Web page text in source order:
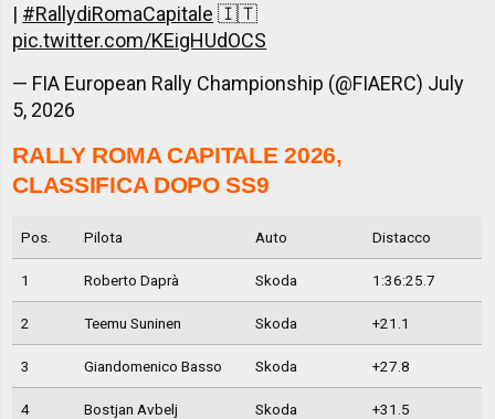
| #RallydiRomaCapitale 🇮🇹
pic.twitter.com/KEigHUdOCS
— FIA European Rally Championship (@FIAERC) July
5, 2026
RALLY ROMA CAPITALE 2026,
CLASSIFICA DOPO SS9
Pos. Pilota Auto Distacco
1 Roberto Daprà Skoda 1:36:25.7
2 Teemu Suninen Skoda +21.1
3 Giandomenico Basso Skoda +27.8
4 Bostjan Avbelj Skoda +31.5